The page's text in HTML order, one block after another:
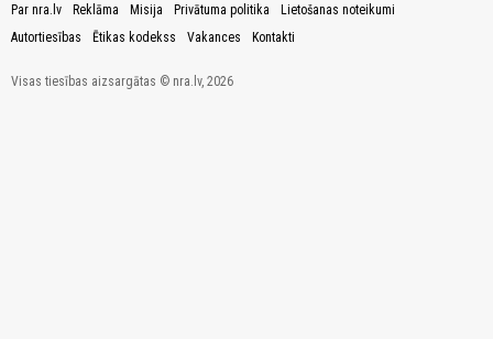
Par nra.lv Reklāma Misija Privātuma politika
Lietošanas noteikumi
Autortiesības
Ētikas kodekss Vakances Kontakti
Visas tiesības aizsargātas © nra.lv, 2026